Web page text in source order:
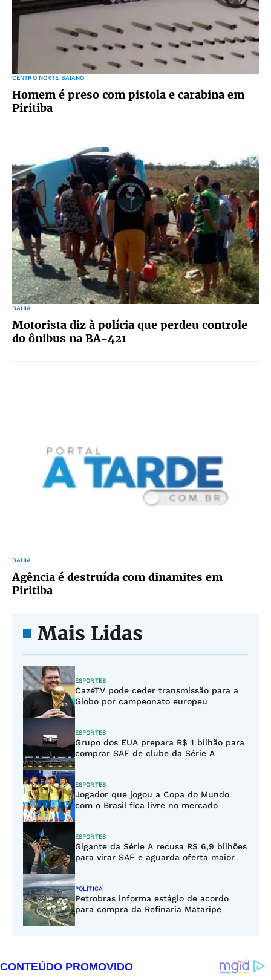
CENTRO NORTE BAIANO
Homem é preso com pistola e carabina em
Piritiba
BAHIA
Motorista diz à polícia que perdeu controle
do ônibus na BA-421
BAHIA
Agência é destruída com dinamites em
Piritiba
Mais Lidas
ESPORTES
CazéTV pode ceder transmissão para a
Globo por campeonato europeu
ESPORTES
Grupo dos EUA prepara R$ 1 bilhão para
comprar SAF de clube da Série A
ESPORTES
Jogador que jogou a Copa do Mundo
com o Brasil fica livre no mercado
ESPORTES
Gigante da Série A recusa R$ 6,9 bilhões
para virar SAF e aguarda oferta maior
POLÍTICA
Petrobras informa estágio de acordo
para compra da Refinaria Mataripe